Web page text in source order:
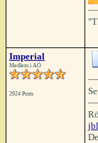
Imperial
Medlem i AÖ
2924 Posts